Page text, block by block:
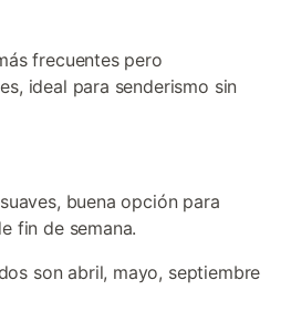
frecuentes pero
ideal para senderismo sin
buena opción para
fin de semana.
son abril, mayo, septiembre